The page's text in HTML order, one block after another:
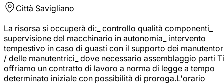
Città Savigliano
La risorsa si occuperà di:_ controllo qualità componenti_
supervisione del macchinario in autonomia_ intervento
tempestivo in caso di guasti con il supporto dei
/ delle manutentrici_ dove necessario assemblaggio parti Ti
offriamo un contratto di lavoro a norma di legge a tempo
determinato iniziale con possibilità di proroga.L'orario